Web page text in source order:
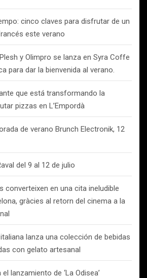
cinco claves para disfrutar de un
este verano
y Olimpro se lanza en Syra Coffe
para dar la bienvenida al verano.
que está transformando la
pizzas en L’Empordà
de verano Brunch Electronik, 12
del 9 al 12 de julio
converteixen en una cita ineludible
gràcies al retorn del cinema a la
lanza una colección de bebidas
con gelato artesanal
lanzamiento de ‘La Odisea’